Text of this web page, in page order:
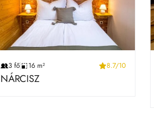
3 fő 16 m² 8.7/10
NÁRCISZ